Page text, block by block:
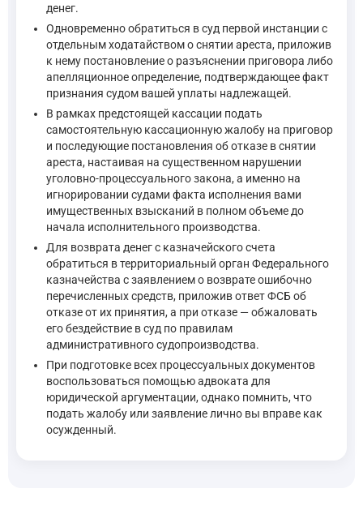
Основаниями отмены или изменения приговора,
— Уголовно-процессуальный кодекс Российской
денег.
Одновременно обратиться в суд первой инстанции с
отдельным ходатайством о снятии ареста, приложив
к нему постановление о разъяснении приговора либо
апелляционное определение, подтверждающее факт
признания судом вашей уплаты надлежащей.
В рамках предстоящей кассации подать
самостоятельную кассационную жалобу на приговор
и последующие постановления об отказе в снятии
ареста, настаивая на существенном нарушении
уголовно-процессуального закона, а именно на
игнорировании судами факта исполнения вами
имущественных взысканий в полном объеме до
начала исполнительного производства.
Для возврата денег с казначейского счета
обратиться в территориальный орган Федерального
казначейства с заявлением о возврате ошибочно
перечисленных средств, приложив ответ ФСБ об
отказе от их принятия, а при отказе — обжаловать
его бездействие в суд по правилам
административного судопроизводства.
При подготовке всех процессуальных документов
воспользоваться помощью адвоката для
юридической аргументации, однако помнить, что
подать жалобу или заявление лично вы вправе как
осужденный.